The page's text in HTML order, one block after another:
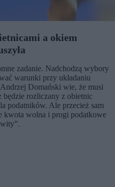
a okiem
zadanie. Nadchodzą wybory
warunki przy układaniu
Domański wie, że musi
rozliczany z obietnic
podatników. Ale przecież sam
kwota wolna i progi podatkowe